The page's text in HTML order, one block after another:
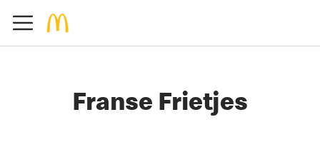
Franse Frietjes